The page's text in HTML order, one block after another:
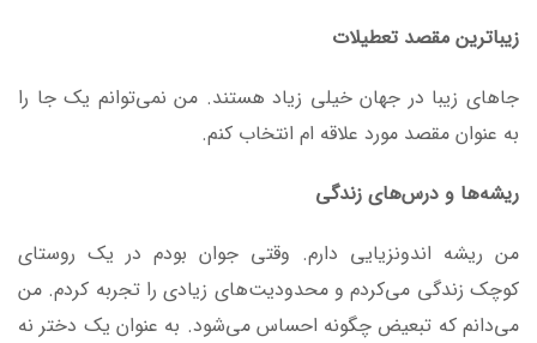
زیباترین مقصد تعطیلات
جاهای زیبا در جهان خیلی زیاد هستند. من نمی‌توانم یک جا را
به عنوان مقصد مورد علاقه ام انتخاب کنم.
ریشه‌ها و درس‌های زندگی
من ریشه‌ اندونزیایی دارم. وقتی جوان بودم در یک روستای
کوچک زندگی می‌کردم و محدودیت‌های زیادی را تجربه کردم. من
می‌دانم که تبعیض چگونه احساس می‌شود. به عنوان یک دختر نه